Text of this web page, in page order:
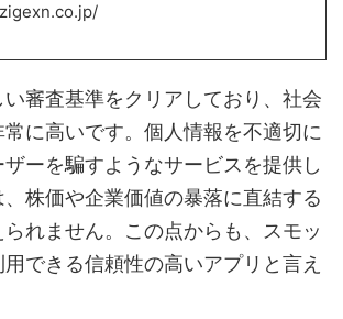
い審査基準をクリアしており、社会
に高いです。個人情報を不適切に
ーを騙すようなサービスを提供し
株価や企業価値の暴落に直結する
れません。この点からも、スモッ
できる信頼性の高いアプリと言え